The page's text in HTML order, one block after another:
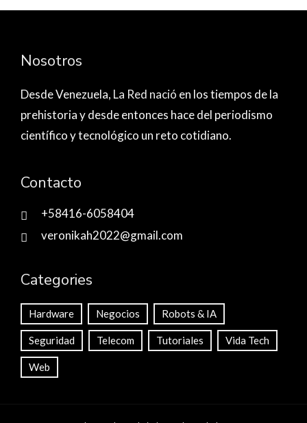
Nosotros
Desde Venezuela, La Red nació en los tiempos de la
prehistoria y desde entonces hace del periodismo
científico y tecnológico un reto cotidiano.
Contacto
+58416-6058404
veronikah2022@gmail.com
Categories
Hardware Negocios Robots & IA
Seguridad Telecom Tutoriales Vida Tech
Web